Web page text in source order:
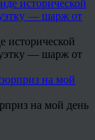
исторической
— шарж от
на мой день